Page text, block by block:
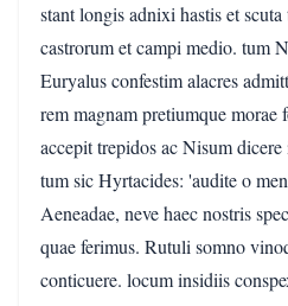
stant longis adnixi hastis et scuta
castrorum et campi medio. tum
Euryalus confestim alacres
rem magnam pretiumque morae
accepit trepidos ac Nisum dicere
tum sic Hyrtacides: 'audite o
Aeneadae, neve haec nostris
quae ferimus. Rutuli somno
conticuere. locum insidiis